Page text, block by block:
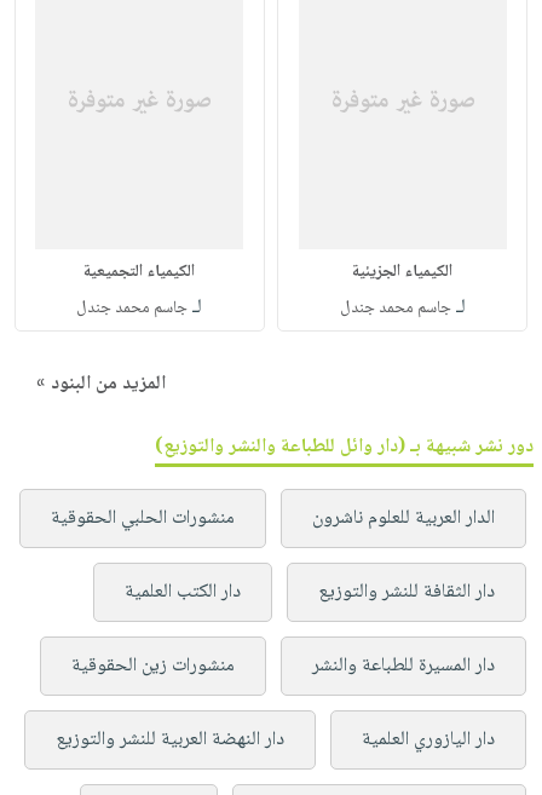
الكيمياء الجزيئية
لـجاسم محمد جندل
الكيمياء التجميعية
لـجاسم محمد جندل
المزيد من البنود »
دور نشر شبيهة بـ (دار وائل للطباعة والنشر والتوزيع)
الدار العربية للعلوم ناشرون منشورات الحلبي الحقوقية
دار الثقافة للنشر والتوزيع دار الكتب العلمية
دار المسيرة للطباعة والنشر منشورات زين الحقوقية
دار اليازوري العلمية دار النهضة العربية للنشر والتوزيع